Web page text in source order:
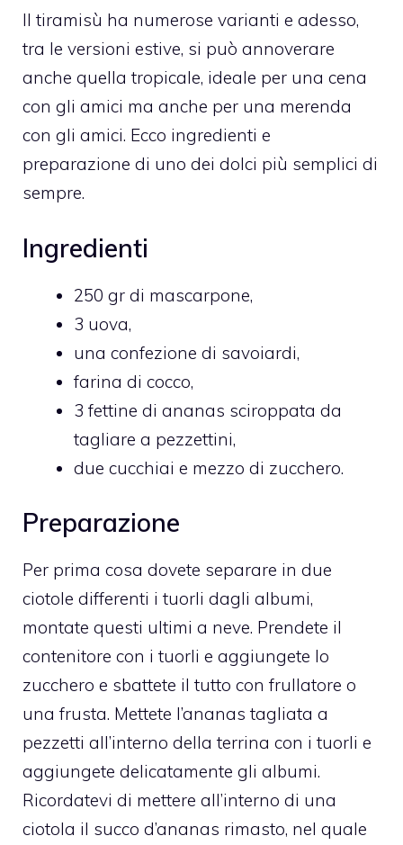
Il tiramisù ha numerose varianti e adesso,
tra le versioni estive, si può annoverare
anche quella tropicale, ideale per una cena
con gli amici ma anche per una merenda
con gli amici. Ecco ingredienti e
preparazione di uno dei dolci più semplici di
sempre.
Ingredienti
250 gr di mascarpone,
3 uova,
una confezione di savoiardi,
farina di cocco,
3 fettine di ananas sciroppata da
tagliare a pezzettini,
due cucchiai e mezzo di zucchero.
Preparazione
Per prima cosa dovete separare in due
ciotole differenti i tuorli dagli albumi,
montate questi ultimi a neve. Prendete il
contenitore con i tuorli e aggiungete lo
zucchero e sbattete il tutto con frullatore o
una frusta. Mettete l’ananas tagliata a
pezzetti all’interno della terrina con i tuorli e
aggiungete delicatamente gli albumi.
Ricordatevi di mettere all’interno di una
ciotola il succo d’ananas rimasto, nel quale